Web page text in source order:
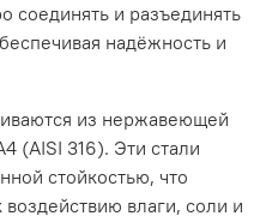
соединять и разъединять
надёжность и
из нержавеющей
(AISI 316). Эти стали
стойкостью, что
воздействию влаги, соли и